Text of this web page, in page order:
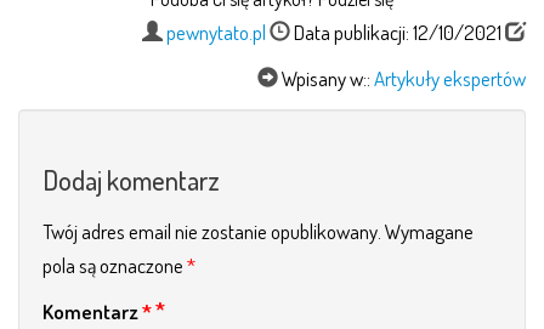
pewnytato.pl
Data publikacji: 12/10/2021
Wpisany w::Artykuły ekspertów
Dodaj komentarz
Twój adres email nie zostanie opublikowany. Wymagane
pola są oznaczone*
Komentarz*